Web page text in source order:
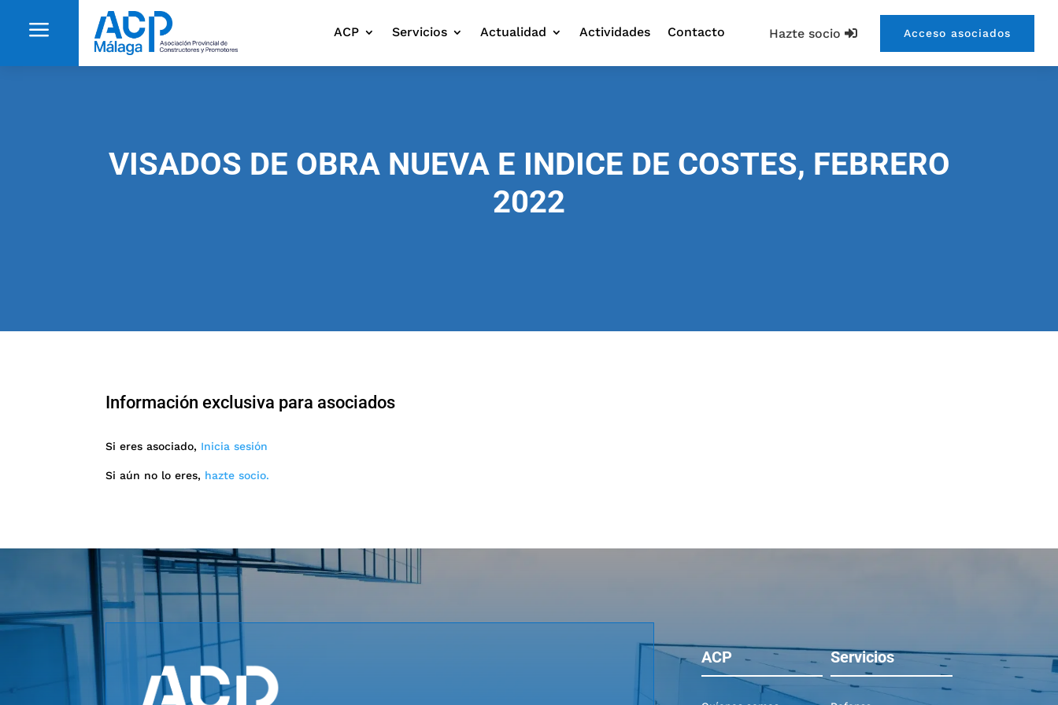
a Hazte socio Acceso asociados
ACP Servicios Actualidad Actividades Contacto
VISADOS DE OBRA NUEVA E INDICE DE COSTES, FEBRERO
2022
Información exclusiva para asociados
Si eres asociado, Inicia sesión
Si aún no lo eres, hazte socio.
ACP Servicios